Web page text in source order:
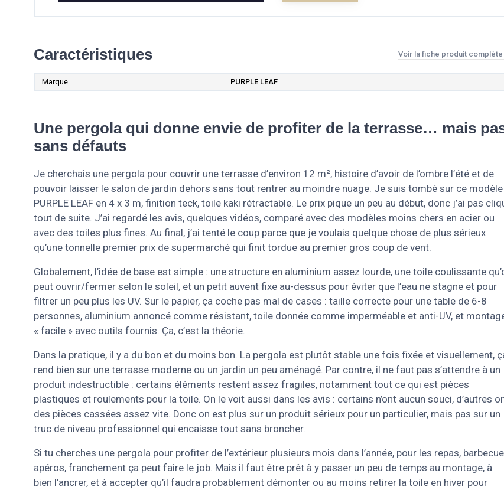
Caractéristiques Voir la fiche produit
Marque PURPLE LEAF
Une pergola qui donne envie de profiter de la terrasse… mais
sans défauts
Je cherchais une pergola pour couvrir une terrasse d’environ 12 m², histoire d’avoir de l’ombre l’été et de
pouvoir laisser le salon de jardin dehors sans tout rentrer au moindre nuage. Je suis tombé sur ce modèle
PURPLE LEAF en 4 x 3 m, finition teck, toile kaki rétractable. Le prix pique un peu au début, donc j’ai pas
tout de suite. J’ai regardé les avis, quelques vidéos, comparé avec des modèles moins chers en acier ou
avec des toiles plus fines. Au final, j’ai tenté le coup parce que je voulais quelque chose de plus sérieux
qu’une tonnelle premier prix de supermarché qui finit tordue au premier gros coup de vent.
Globalement, l’idée de base est simple : une structure en aluminium assez lourde, une toile coulissante
peut ouvrir/fermer selon le soleil, et un petit auvent fixe au-dessus pour éviter que l’eau ne stagne et pour
filtrer un peu plus les UV. Sur le papier, ça coche pas mal de cases : taille correcte pour une table de 6-8
personnes, aluminium annoncé comme résistant, toile donnée comme imperméable et anti-UV, et
« facile » avec outils fournis. Ça, c’est la théorie.
Dans la pratique, il y a du bon et du moins bon. La pergola est plutôt stable une fois fixée et visuellement,
rend bien sur une terrasse moderne ou un jardin un peu aménagé. Par contre, il ne faut pas s’attendre à un
produit indestructible : certains éléments restent assez fragiles, notamment tout ce qui est pièces
plastiques et roulements pour la toile. On le voit aussi dans les avis : certains n’ont aucun souci, d’autres
des pièces cassées assez vite. Donc on est plus sur un produit sérieux pour un particulier, mais pas sur un
truc de niveau professionnel qui encaisse tout sans broncher.
Si tu cherches une pergola pour profiter de l’extérieur plusieurs mois dans l’année, pour les repas,
apéros, franchement ça peut faire le job. Mais il faut être prêt à y passer un peu de temps au montage, à
bien l’ancrer, et à accepter qu’il faudra probablement démonter ou au moins retirer la toile en hiver pour